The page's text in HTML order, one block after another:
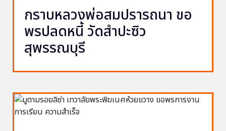
กราบหลวงพ่อสมปรารถนา ขอ
พรปลดหนี้ วัดสำปะซิว
สุพรรณบุรี